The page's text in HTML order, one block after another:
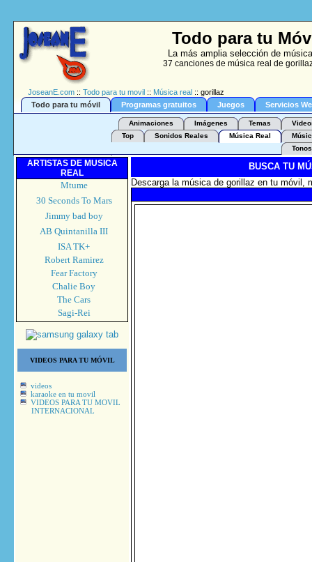
Todo para tu
La más amplia selección de
37 canciones de música real de
JoseanE.com :: Todo para tu movil :: Música real :: gorillaz
Todo para tu móvil
Programas gratuitos Juegos Servicios
Animaciones Imágenes Temas
Top
Sonidos Reales Música Real
Tonos
ARTISTAS DE MUSICA
REAL
Mtume
30 Seconds To Mars
Jimmy bad boy
AB Quintanilla III
ISA TK+
Robert Ramirez
Fear Factory
Chalie Boy
The Cars
Sagi-Rei
VIDEOS PARA TU MÓVIL
videos
karaoke en tu movil
VIDEOS PARA TU MOVIL
INTERNACIONAL
BUSCA TU
Descarga la música de gorillaz en tu móvil,